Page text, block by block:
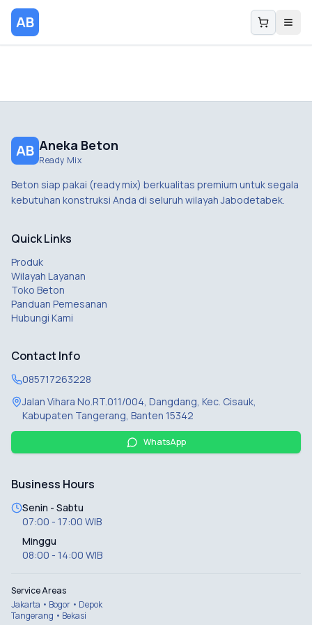
AB
AB Aneka Beton
Ready Mix
Beton siap pakai (ready mix) berkualitas premium untuk segala
kebutuhan konstruksi Anda di seluruh wilayah Jabodetabek.
Quick Links
Produk
Wilayah Layanan
Toko Beton
Panduan Pemesanan
Hubungi Kami
Contact Info
085717263228
Jalan Vihara No.RT.011/004, Dangdang, Kec. Cisauk,
Kabupaten Tangerang, Banten 15342
WhatsApp
Business Hours
Senin - Sabtu
07:00 - 17:00 WIB
Minggu
08:00 - 14:00 WIB
Service Areas
Jakarta • Bogor • Depok
Tangerang • Bekasi